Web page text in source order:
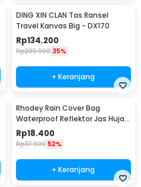
DING XIN CLAN Tas Ransel
Travel Kanvas Big - DX170
Rp134.200
Rp205.900 35%
+ Keranjang
Rhodey Rain Cover Bag
Waterproof Reflektor Jas Hujan
Tas Ransel 35L - NB10
Rp18.400
Rp37.900 52%
+ Keranjang